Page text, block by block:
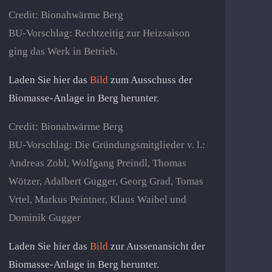
Credit: Bionahwärme Berg
BU-Vorschlag: Rechtzeitig zur Heizsaison
ging das Werk in Betrieb.
Laden Sie hier dasBild zum Ausschuss der
Biomasse-Anlage in Berg herunter.
Credit: Bionahwärme Berg
BU-Vorschlag: Die Gründungsmitglieder v. l.:
Andreas Zobl, Wolfgang Preindl, Thomas
Wötzer, Adalbert Gugger, Georg Grad, Tomas
Vrtel, Markus Peintner, Klaus Waibel und
Dominik Gugger
Laden Sie hier dasBild zur Aussenansicht der
Biomasse-Anlage in Berg herunter.